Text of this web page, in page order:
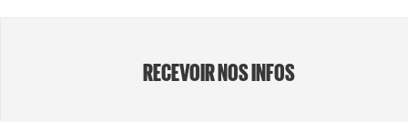
RECEVOIR NOS INFOS